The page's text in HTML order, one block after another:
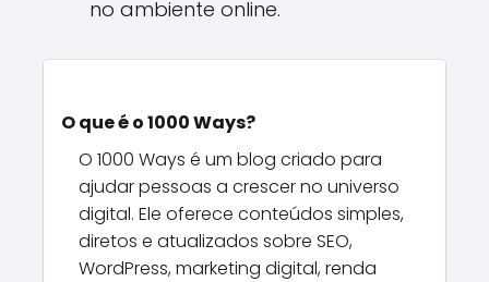
no ambiente online.
O que é o 1000 Ways?
O 1000 Ways é um blog criado para
ajudar pessoas a crescer no universo
digital. Ele oferece conteúdos simples,
diretos e atualizados sobre SEO,
WordPress, marketing digital, renda